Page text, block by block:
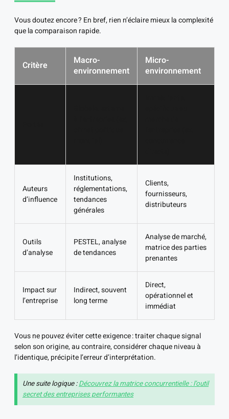
Vous doutez encore ? En bref, rien n’éclaire mieux la complexité
que la comparaison rapide.
Critère
Macro-
environnement
Micro-
environnement
Auteurs
d’influence
Institutions,
réglementations,
tendances
générales
Clients,
fournisseurs,
distributeurs
Outils
d’analyse
PESTEL, analyse
de tendances
Analyse de marché,
matrice des parties
prenantes
Impact sur
l’entreprise
Indirect, souvent
long terme
Direct,
opérationnel et
immédiat
Vous ne pouvez éviter cette exigence : traiter chaque signal
selon son origine, au contraire, considérer chaque niveau à
l’identique, précipite l’erreur d’interprétation.
Une suite logique :Découvrez la matrice concurrentielle : l’outil
secret des entreprises performantes